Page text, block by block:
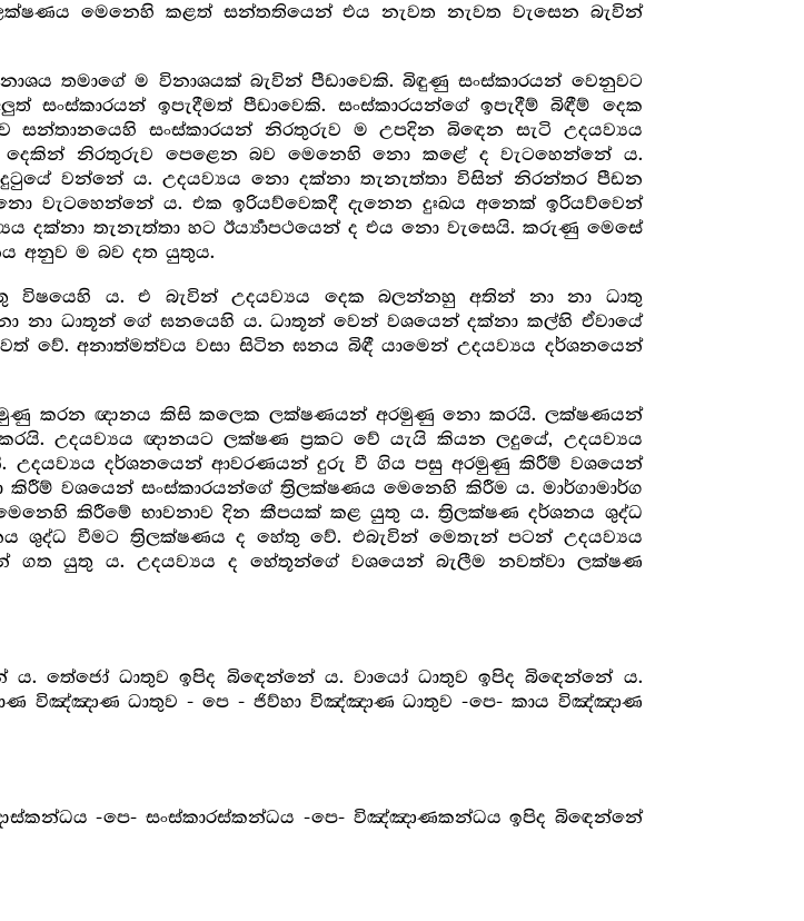
මෙනෙහි කළත් සන්තතියෙන් එය නැවත නැවත වැසෙන බැවින්
තමාගේ ම විනාශයක් බැවින් පීඩාවෙකි. බිඳුණු සංස්කාරයන් වෙනුවට
සංස්කාරයන් ඉපැදීමත් පීඩාවෙකි. සංස්කාරයන්ගේ ඉපැදීම් බිඳීම් දෙක
සන්තානයෙහි සංස්කාරයන් නිරතුරුව ම උපදින බිඳෙන සැටි උදයව්‍යය
දෙකින් නිරතුරුව පෙළෙන බව මෙනෙහි නො කළේ ද වැටහෙන්නේ ය.
වන්නේ ය. උදයව්‍යය නො දක්නා තැනැත්තා විසින් නිරන්තර පීඩන
වැටහෙන්නේ ය. එක ඉරියව්වෙකදී දැනෙන දුඃඛය අනෙක් ඉරියව්වෙන්
දක්නා තැනැත්තා හට ඊර්‍ය්‍යාපථයෙන් ද එය නො වැසෙයි. කරුණු මෙසේ
අනුව ම බව දත යුතුය.
විෂයෙහි ය. එ බැවින් උදයව්‍යය දෙක බලන්නහු අතින් නා නා ධාතු
නා ධාතූන් ගේ ඝනයෙහි ය. ධාතූන් වෙන් වශයෙන් දක්නා කල්හි ඒවායේ
වේ. අනාත්මත්වය වසා සිටින ඝනය බිඳී යාමෙන් උදයව්‍යය දර්ශනයෙන්
කරන ඥානය කිසි කලෙක ලක්ෂණයන් අරමුණු නො කරයි. ලක්ෂණයන්
උදයව්‍යය ඥානයට ලක්ෂණ ප්‍රකට වේ යැයි කියන ලදුයේ, උදයව්‍යය
උදයව්‍යය දර්ශනයෙන් ආවරණයන් දුරු වී ගිය පසු අරමුණු කිරීම් වශයෙන්
වශයෙන් සංස්කාරයන්ගේ ත්‍රිලක්ෂණය මෙනෙහි කිරීම ය. මාර්ගාමාර්ග
කිරීමේ භාවනාව දින කීපයක් කළ යුතු ය. ත්‍රිලක්ෂණ දර්ශනය ශුද්ධ
ශුද්ධ වීමට ත්‍රිලක්ෂණය ද හේතු වේ. එබැවින් මෙතැන් පටන් උදයව්‍යය
ගත යුතු ය. උදයව්‍යය ද හේතූන්ගේ වශයෙන් බැලීම නවත්වා ලක්ෂණ
ය. තේජෝ ධාතුව ඉපිද බිඳෙන්නේ ය. වායෝ ධාතුව ඉපිද බිඳෙන්නේ ය.
විඤ්ඤාණ ධාතුව - පෙ - ජිව්හා විඤ්ඤාණ ධාතුව -පෙ- කාය විඤ්ඤාණ
-පෙ- සංස්කාරස්කන්ධය -පෙ- විඤ්ඤාණකන්ධය ඉපිද බිඳෙන්නේ